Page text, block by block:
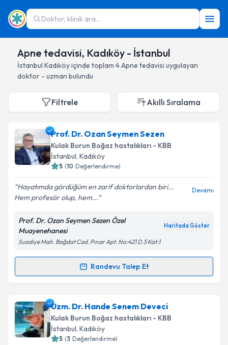
Doktor, klinik ara...
Apne tedavisi, Kadıköy - İstanbul
İstanbul Kadıköyiçinde toplam 4Apne tedavisi uygulayan
doktor - uzman bulundu
Filtrele Akıllı Sıralama
Prof. Dr. Ozan Seymen Sezen
Kulak Burun Boğaz hastalıkları - KBB
İstanbul, Kadıköy
5 (10 Değerlendirme)
Hayatımda gördüğüm en zarif doktorlardan biri...
Hem profesör olup, hem...
Devamı
Prof. Dr. Ozan Seymen Sezen Özel
Muayenehanesi
Haritada Göster
Suadiye Mah. Bağdat Cad. Pınar Apt. No:421 D.5 Kat:1
Randevu Talep Et
Randevu Takvimi Talebi
Prof. Dr. Ozan Seymen Sezen için randevu takvimi
talebi oluşturun. Size bu uzmandan randevu almanız
için bir takvim hazırlandığında e-posta ile
bilgilendireceğiz.
Uzm. Dr. Hande Senem Deveci
Kulak Burun Boğaz hastalıkları - KBB
İstanbul, Kadıköy
5 (3 Değerlendirme)